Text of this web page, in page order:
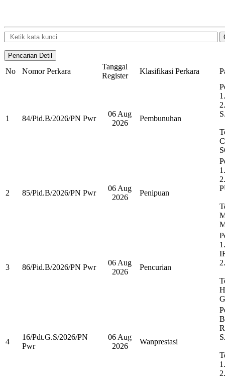
No Nomor Perkara
Tanggal
Register
Klasifikasi Perkara
1 84/Pid.B/2026/PN Pwr
06 Aug
2026
Pembunuhan
2 85/Pid.B/2026/PN Pwr
06 Aug
2026
Penipuan
3 86/Pid.B/2026/PN Pwr
06 Aug
2026
Pencurian
4
16/Pdt.G.S/2026/PN
Pwr
06 Aug
2026
Wanprestasi